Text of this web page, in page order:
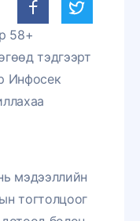
58+
тэдгээрт
Инфосек
мэдээллийн
тогтолцоог